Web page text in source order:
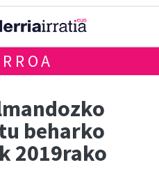
beharko
2019rako